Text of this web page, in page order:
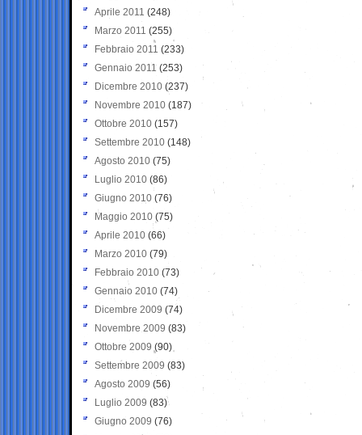
Aprile 2011 (248)
Marzo 2011 (255)
Febbraio 2011 (233)
Gennaio 2011 (253)
Dicembre 2010 (237)
Novembre 2010 (187)
Ottobre 2010 (157)
Settembre 2010 (148)
Agosto 2010 (75)
Luglio 2010 (86)
Giugno 2010 (76)
Maggio 2010 (75)
Aprile 2010 (66)
Marzo 2010 (79)
Febbraio 2010 (73)
Gennaio 2010 (74)
Dicembre 2009 (74)
Novembre 2009 (83)
Ottobre 2009 (90)
Settembre 2009 (83)
Agosto 2009 (56)
Luglio 2009 (83)
Giugno 2009 (76)